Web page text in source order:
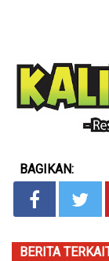
BAGIKAN:
BERITA